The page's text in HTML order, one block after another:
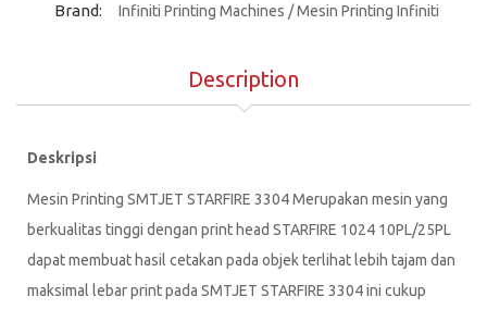
Brand: Infiniti Printing Machines / Mesin Printing Infiniti
Description
Deskripsi
Mesin Printing SMTJET STARFIRE 3304 Merupakan mesin yang
berkualitas tinggi dengan print head STARFIRE 1024 10PL/25PL
dapat membuat hasil cetakan pada objek terlihat lebih tajam dan
maksimal lebar print pada SMTJET STARFIRE 3304 ini cukup